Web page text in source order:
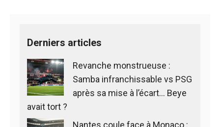
Derniers articles
Revanche monstrueuse :
Samba infranchissable vs PSG
après sa mise à l’écart… Beye
avait tort ?